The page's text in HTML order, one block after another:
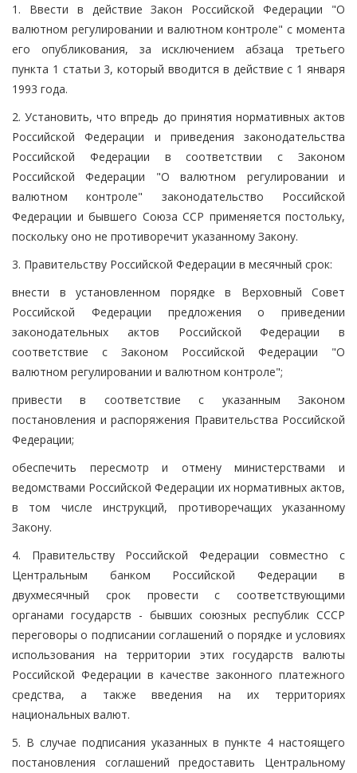
1. Ввести в действие Закон Российской Федерации "О
валютном регулировании и валютном контроле" с момента
его опубликования, за исключением абзаца третьего
пункта 1 статьи 3, который вводится в действие с 1 января
1993 года.
2. Установить, что впредь до принятия нормативных актов
Российской Федерации и приведения законодательства
Российской Федерации в соответствии с Законом
Российской Федерации "О валютном регулировании и
валютном контроле" законодательство Российской
Федерации и бывшего Союза ССР применяется постольку,
поскольку оно не противоречит указанному Закону.
3. Правительству Российской Федерации в месячный срок:
внести в установленном порядке в Верховный Совет
Российской Федерации предложения о приведении
законодательных актов Российской Федерации в
соответствие с Законом Российской Федерации "О
валютном регулировании и валютном контроле";
привести в соответствие с указанным Законом
постановления и распоряжения Правительства Российской
Федерации;
обеспечить пересмотр и отмену министерствами и
ведомствами Российской Федерации их нормативных актов,
в том числе инструкций, противоречащих указанному
Закону.
4. Правительству Российской Федерации совместно с
Центральным банком Российской Федерации в
двухмесячный срок провести с соответствующими
органами государств - бывших союзных республик СССР
переговоры о подписании соглашений о порядке и условиях
использования на территории этих государств валюты
Российской Федерации в качестве законного платежного
средства, а также введения на их территориях
национальных валют.
5. В случае подписания указанных в пункте 4 настоящего
постановления соглашений предоставить Центральному